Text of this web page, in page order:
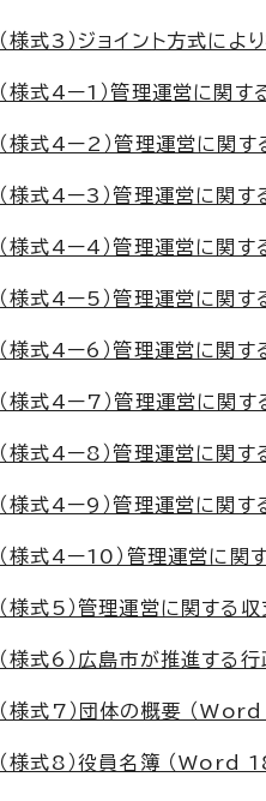
（様式3）ジョイント方式に
（様式4ー1）管理運営に関
（様式4ー2）管理運営に関
（様式4ー3）管理運営に関
（様式4ー4）管理運営に関
（様式4ー5）管理運営に関
（様式4ー6）管理運営に関
（様式4ー7）管理運営に関
（様式4ー8）管理運営に関
（様式4ー9）管理運営に関
（様式4ー10）管理運営に
（様式5）管理運営に関する
（様式6）広島市が推進する
（様式7）団体の概要 （
（様式8）役員名簿 （Word